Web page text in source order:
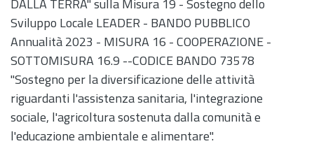
DALLA TERRA" sulla Misura 19 - Sostegno dello
Sviluppo Locale LEADER - BANDO PUBBLICO
Annualità 2023 - MISURA 16 - COOPERAZIONE -
SOTTOMISURA 16.9 --CODICE BANDO 73578
"Sostegno per la diversificazione delle attività
riguardanti l'assistenza sanitaria, l'integrazione
sociale, l'agricoltura sostenuta dalla comunità e
l'educazione ambientale e alimentare".